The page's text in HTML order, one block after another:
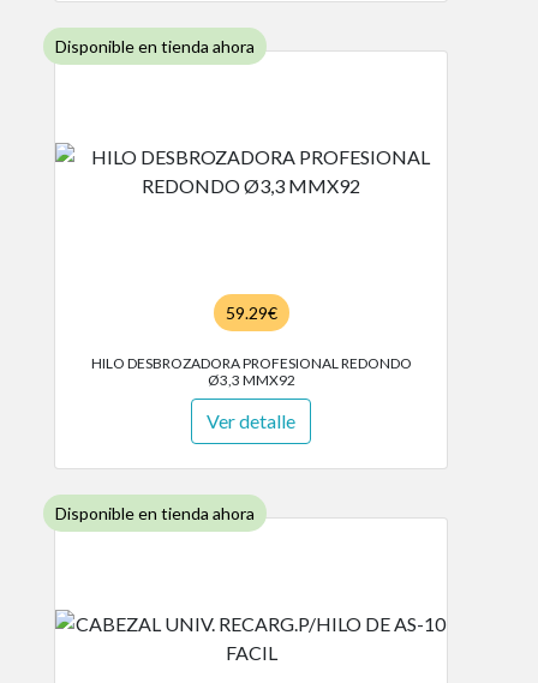
Disponible en tienda ahora
59.29€
HILO DESBROZADORA PROFESIONAL REDONDO
Ø3,3 MMX92
Ver detalle
Disponible en tienda ahora